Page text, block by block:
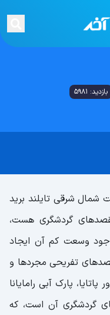
بازدید: 5981
سمت شمال شرقی تایلند برید
گردشگری هست،
وسعت کم آن ایجاد
تفریحی مجردها و
پارک آبی رامایانا
گردشگری آن است، که